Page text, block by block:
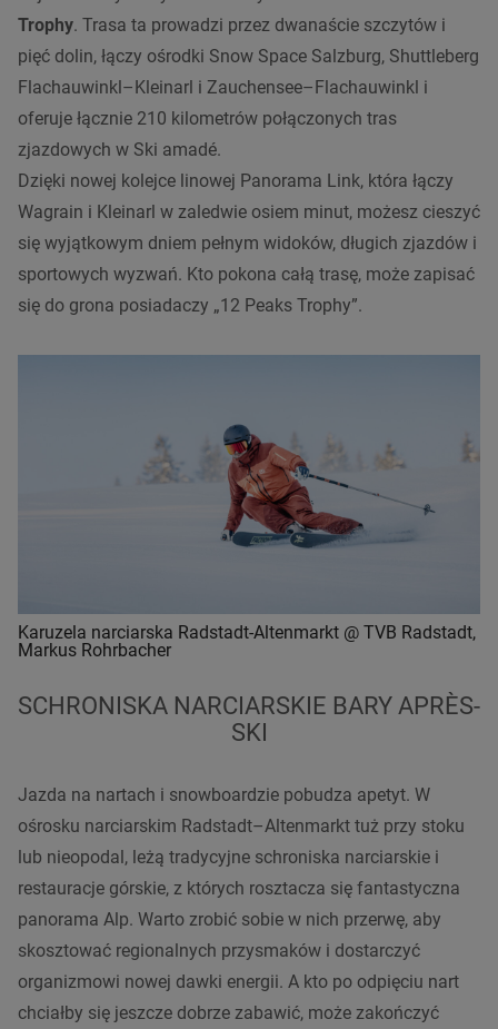
Trophy. Trasa ta prowadzi przez dwanaście szczytów i
pięć dolin, łączy ośrodki Snow Space Salzburg, Shuttleberg
Flachauwinkl–Kleinarl i Zauchensee–Flachauwinkl i
oferuje łącznie 210 kilometrów połączonych tras
zjazdowych w Ski amadé.
Dzięki nowej kolejce linowej Panorama Link, która łączy
Wagrain i Kleinarl w zaledwie osiem minut, możesz cieszyć
się wyjątkowym dniem pełnym widoków, długich zjazdów i
sportowych wyzwań. Kto pokona całą trasę, może zapisać
się do grona posiadaczy „12 Peaks Trophy”.
Karuzela narciarska Radstadt-Altenmarkt @ TVB Radstadt,
Markus Rohrbacher
SCHRONISKA NARCIARSKIE BARY APRÈS-
SKI
Jazda na nartach i snowboardzie pobudza apetyt. W
ośrosku narciarskim Radstadt–Altenmarkt tuż przy stoku
lub nieopodal, leżą tradycyjne schroniska narciarskie i
restauracje górskie, z których rosztacza się fantastyczna
panorama Alp. Warto zrobić sobie w nich przerwę, aby
skosztować regionalnych przysmaków i dostarczyć
organizmowi nowej dawki energii. A kto po odpięciu nart
chciałby się jeszcze dobrze zabawić, może zakończyć